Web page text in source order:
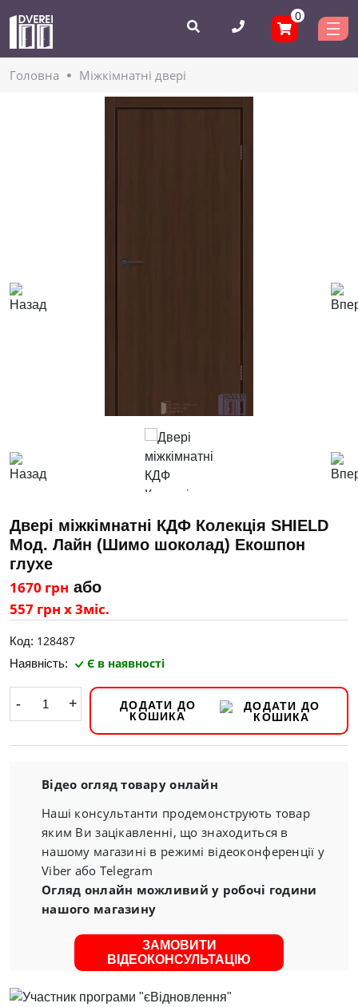
0
Головнa Міжкімнатні двері
Двері міжкімнатні КДФ Колекція SHIELD
Мод. Лайн (Шимо шоколад) Екошпон
глухе
1670 грн або
557 грн х 3міс.
Код: 128487
Наявність: Є в наявності
- +
ДОДАТИ ДО
КОШИКА
Відео огляд товару онлайн
Наші консультанти продемонструють товар
яким Ви зацікавленні, що знаходиться в
нашому магазині в режимі відеоконференції у
Viber або Telegram
Огляд онлайн можливий у робочі години
нашого магазину
ЗАМОВИТИ
ВІДЕОКОНСУЛЬТАЦІЮ